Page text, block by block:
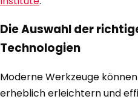
Die Auswahl der
Technologien
Moderne Werkzeuge
erheblich erleichtern und